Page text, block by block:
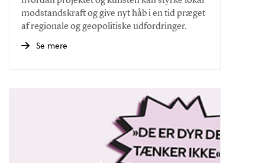
modstandskraft og give nyt håb i en tid præget
af regionale og geopolitiske udfordringer.
Se mere